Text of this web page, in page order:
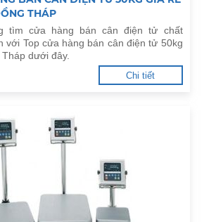
THÁP
tìm cửa hàng bán cân điện tử chất
với Top cửa hàng bán cân điện tử 50kg
dưới đây.
Chi tiết